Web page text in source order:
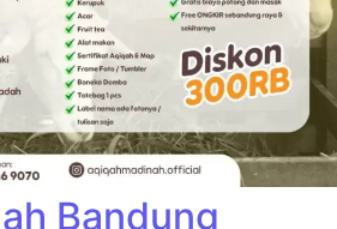
Bandung